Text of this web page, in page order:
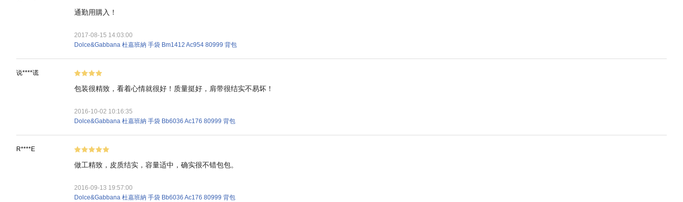
通勤用購入！
2017-08-15 14:03:00
Dolce&Gabbana 杜嘉班納 手袋 Bm1412 Ac954 80999 背包
说****谎
包装很精致，看着心情就很好！质量挺好，肩带很结实不易坏！
2016-10-02 10:16:35
Dolce&Gabbana 杜嘉班納 手袋 Bb6036 Ac176 80999 背包
R****E
做工精致，皮质结实，容量适中，确实很不错包包。
2016-09-13 19:57:00
Dolce&Gabbana 杜嘉班納 手袋 Bb6036 Ac176 80999 背包